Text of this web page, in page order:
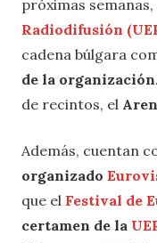
próximas semanas,
Radiodifusión
cadena búlgara
de la organización
de recintos, el
Además, cuentan
organizado
que el Festival de
certamen de la